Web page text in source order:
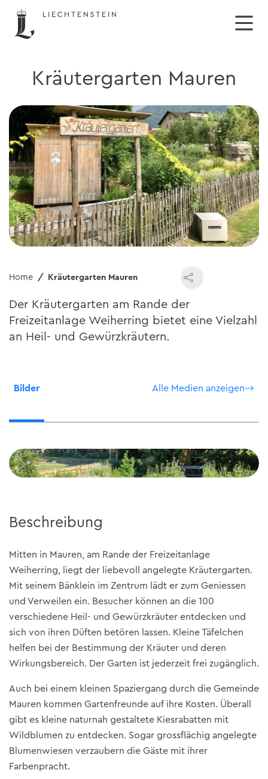
Kräutergarten Mauren
Home Kräutergarten Mauren
Der Kräutergarten am Rande der
Freizeitanlage Weiherring bietet eine Vielzahl
an Heil- und Gewürzkräutern.
Bilder Alle Medien anzeigen
Beschreibung
Mitten in Mauren, am Rande der Freizeitanlage
Weiherring, liegt der liebevoll angelegte Kräutergarten.
Mit seinem Bänklein im Zentrum lädt er zum Geniessen
und Verweilen ein. Besucher können an die 100
verschiedene Heil- und Gewürzkräuter entdecken und
sich von ihren Düften betören lassen. Kleine Täfelchen
helfen bei der Bestimmung der Kräuter und deren
Wirkungsbereich. Der Garten ist jederzeit frei zugänglich.
Auch bei einem kleinen Spaziergang durch die Gemeinde
Mauren kommen Gartenfreunde auf ihre Kosten. Überall
gibt es kleine naturnah gestaltete Kiesrabatten mit
Wildblumen zu entdecken. Sogar grossflächig angelegte
Blumenwiesen verzaubern die Gäste mit ihrer
Farbenpracht.